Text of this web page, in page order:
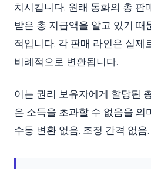
치시킵니다. 원래 통화의 총 판
받은 총 지급액을 알고 있기 때
적입니다. 각 판매 라인은 실제
비례적으로 변환됩니다.
이는 권리 보유자에게 할당된
은 소득을 초과할 수 없음을 의
수동 변환 없음. 조정 간격 없음.